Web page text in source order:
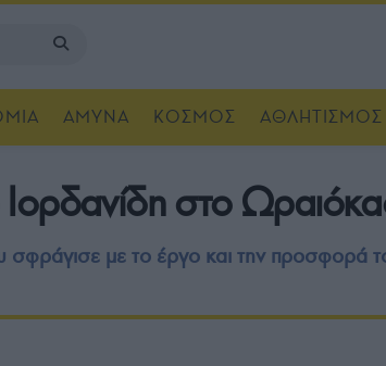
ΑΜΥΝΑ ΚΟΣΜΟΣ ΑΘΛΗΤΙΣΜΟΣ
Ιορδανίδη στο
σφράγισε με το έργο και την προσφορά